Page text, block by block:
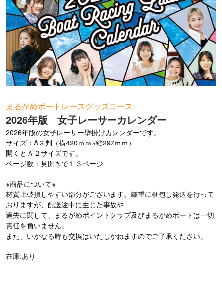
よくある質問
利用規約
お問い合わせ
まるがめボートレースグッズコース
2026年版 女子レーサーカレンダー
2026年版の女子レーサー壁掛けカレンダーです。
サイズ：A３判（横420ｍｍ×縦297ｍｍ）
開くとＡ２サイズです。
ページ数：見開きで１３ページ
※商品について※
材質上破損しやすい部分がございます。厳重に梱包し発送を行って
おりますが、配送途中に生じた事故や
過失に関して、まるがめポイントクラブ及びまるがめボートは一切
責任を負いません。
また、いかなる時も交換はいたしかねますのでご了承ください。
在庫:あり